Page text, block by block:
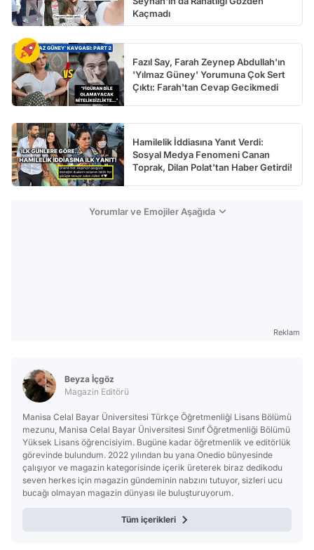
Kaçmadı
Fazıl Say, Farah Zeynep Abdullah'ın
'Yılmaz Güney' Yorumuna Çok Sert
Çıktı: Farah'tan Cevap Gecikmedi
Hamilelik İddiasına Yanıt Verdi:
Sosyal Medya Fenomeni Canan
Toprak, Dilan Polat'tan Haber Getirdi!
Yorumlar ve Emojiler Aşağıda
Reklam
Beyza İçgöz
Magazin Editörü
Manisa Celal Bayar Üniversitesi Türkçe Öğretmenliği Lisans Bölümü
mezunu, Manisa Celal Bayar Üniversitesi Sınıf Öğretmenliği Bölümü
Yüksek Lisans öğrencisiyim. Bugüne kadar öğretmenlik ve editörlük
görevinde bulundum. 2022 yılından bu yana Onedio bünyesinde
çalışıyor ve magazin kategorisinde içerik üreterek biraz dedikodu
seven herkes için magazin gündeminin nabzını tutuyor, sizleri ucu
bucağı olmayan magazin dünyası ile buluşturuyorum.
Tüm içerikleri